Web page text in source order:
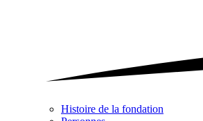
Histoire de la fondation